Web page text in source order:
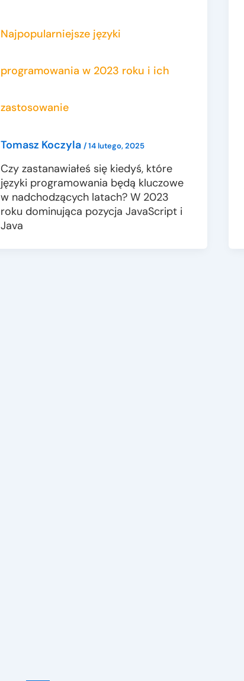
Najpopularniejsze języki
programowania w 2023 roku i ich
zastosowanie
Tomasz Koczyla /14 lutego, 2025
Czy zastanawiałeś się kiedyś, które
języki programowania będą kluczowe
w nadchodzących latach? W 2023
roku dominująca pozycja JavaScript i
Java